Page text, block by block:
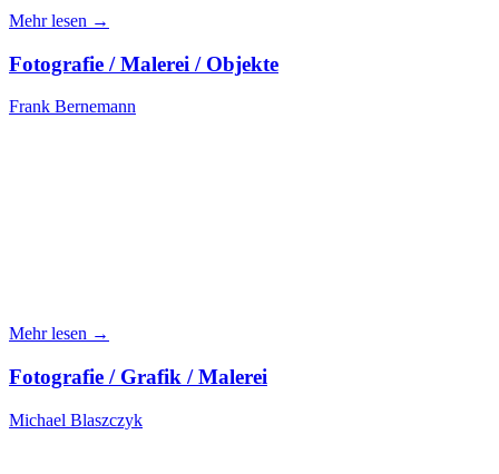
Mehr lesen →
Fotografie / Malerei / Objekte
Frank Bernemann
Mehr lesen →
Fotografie / Grafik / Malerei
Michael Blaszczyk